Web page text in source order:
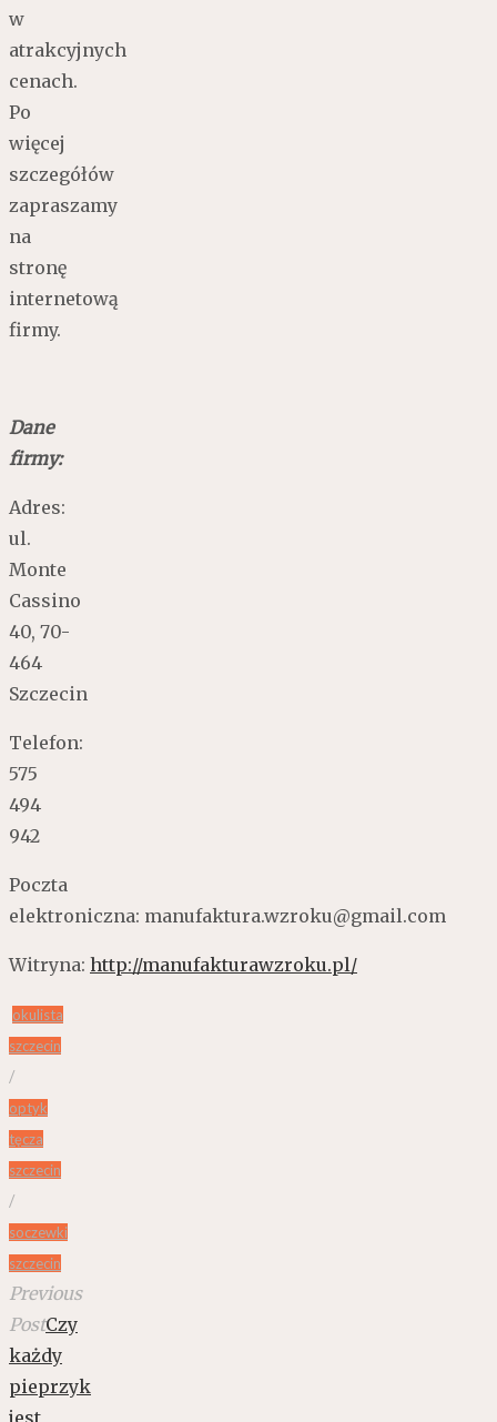
w
atrakcyjnych
cenach.
Po
więcej
szczegółów
zapraszamy
na
stronę
internetową
firmy.
Dane
firmy:
Adres:
ul.
Monte
Cassino
40, 70-
464
Szczecin
Telefon:
575
494
942
Poczta
elektroniczna: manufaktura.wzroku@gmail.com
Witryna: http://manufakturawzroku.pl/
okulista
szczecin
/
optyk
tęcza
szczecin
/
soczewki
szczecin
Previous
PostCzy
każdy
pieprzyk
jest